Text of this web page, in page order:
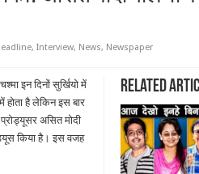
, Interview, News, Newspaper
Related
इन दिनों सुर्खियो में
होता है लेकिन इस बार
असित मोदी
किया है। इस वजह